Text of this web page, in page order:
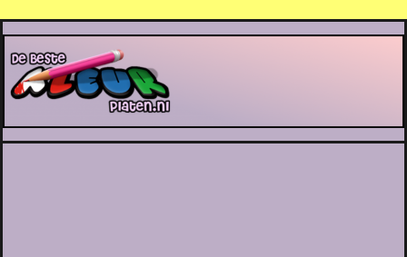
De Beste Kleurplaten